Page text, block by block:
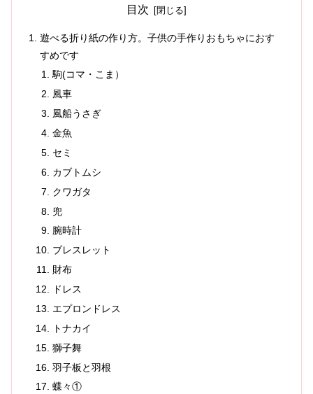
目次
遊べる折り紙の作り方。子供の手作りおもちゃにおす
すめです
駒(コマ・こま）
風車
風船うさぎ
金魚
セミ
カブトムシ
クワガタ
兜
腕時計
ブレスレット
財布
ドレス
エプロンドレス
トナカイ
獅子舞
羽子板と羽根
蝶々①